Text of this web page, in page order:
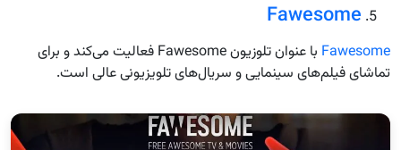
Fawesome
Fawesome
با عنوان تلوزیون Fawesome فعالیت می‌کند و برای
تماشای فیلم‌های سینمایی و سریال‌های تلویزیونی عالی است.